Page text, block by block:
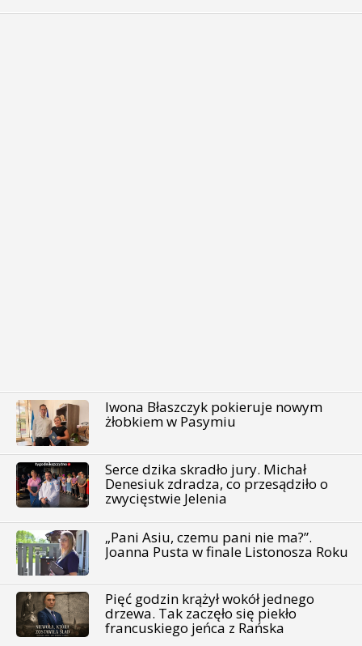
Iwona Błaszczyk pokieruje nowym
żłobkiem w Pasymiu
Serce dzika skradło jury. Michał
Denesiuk zdradza, co przesądziło o
zwycięstwie Jelenia
„Pani Asiu, czemu pani nie ma?”.
Joanna Pusta w finale Listonosza Roku
Pięć godzin krążył wokół jednego
drzewa. Tak zaczęło się piekło
francuskiego jeńca z Rańska